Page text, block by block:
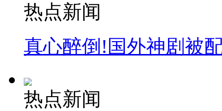
热点新闻
真心醉倒!国外神剧被
热点新闻